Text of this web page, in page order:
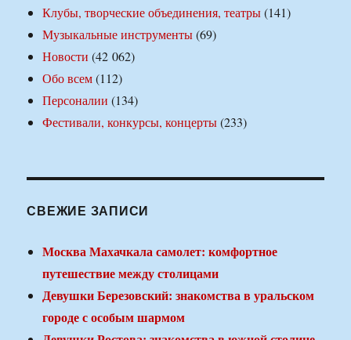
Клубы, творческие объединения, театры(141)
Музыкальные инструменты(69)
Новости (42 062)
Обо всем(112)
Персоналии (134)
Фестивали, конкурсы, концерты(233)
СВЕЖИЕ ЗАПИСИ
Москва Махачкала самолет: комфортное
путешествие между столицами
Девушки Березовский: знакомства в уральском
городе с особым шармом